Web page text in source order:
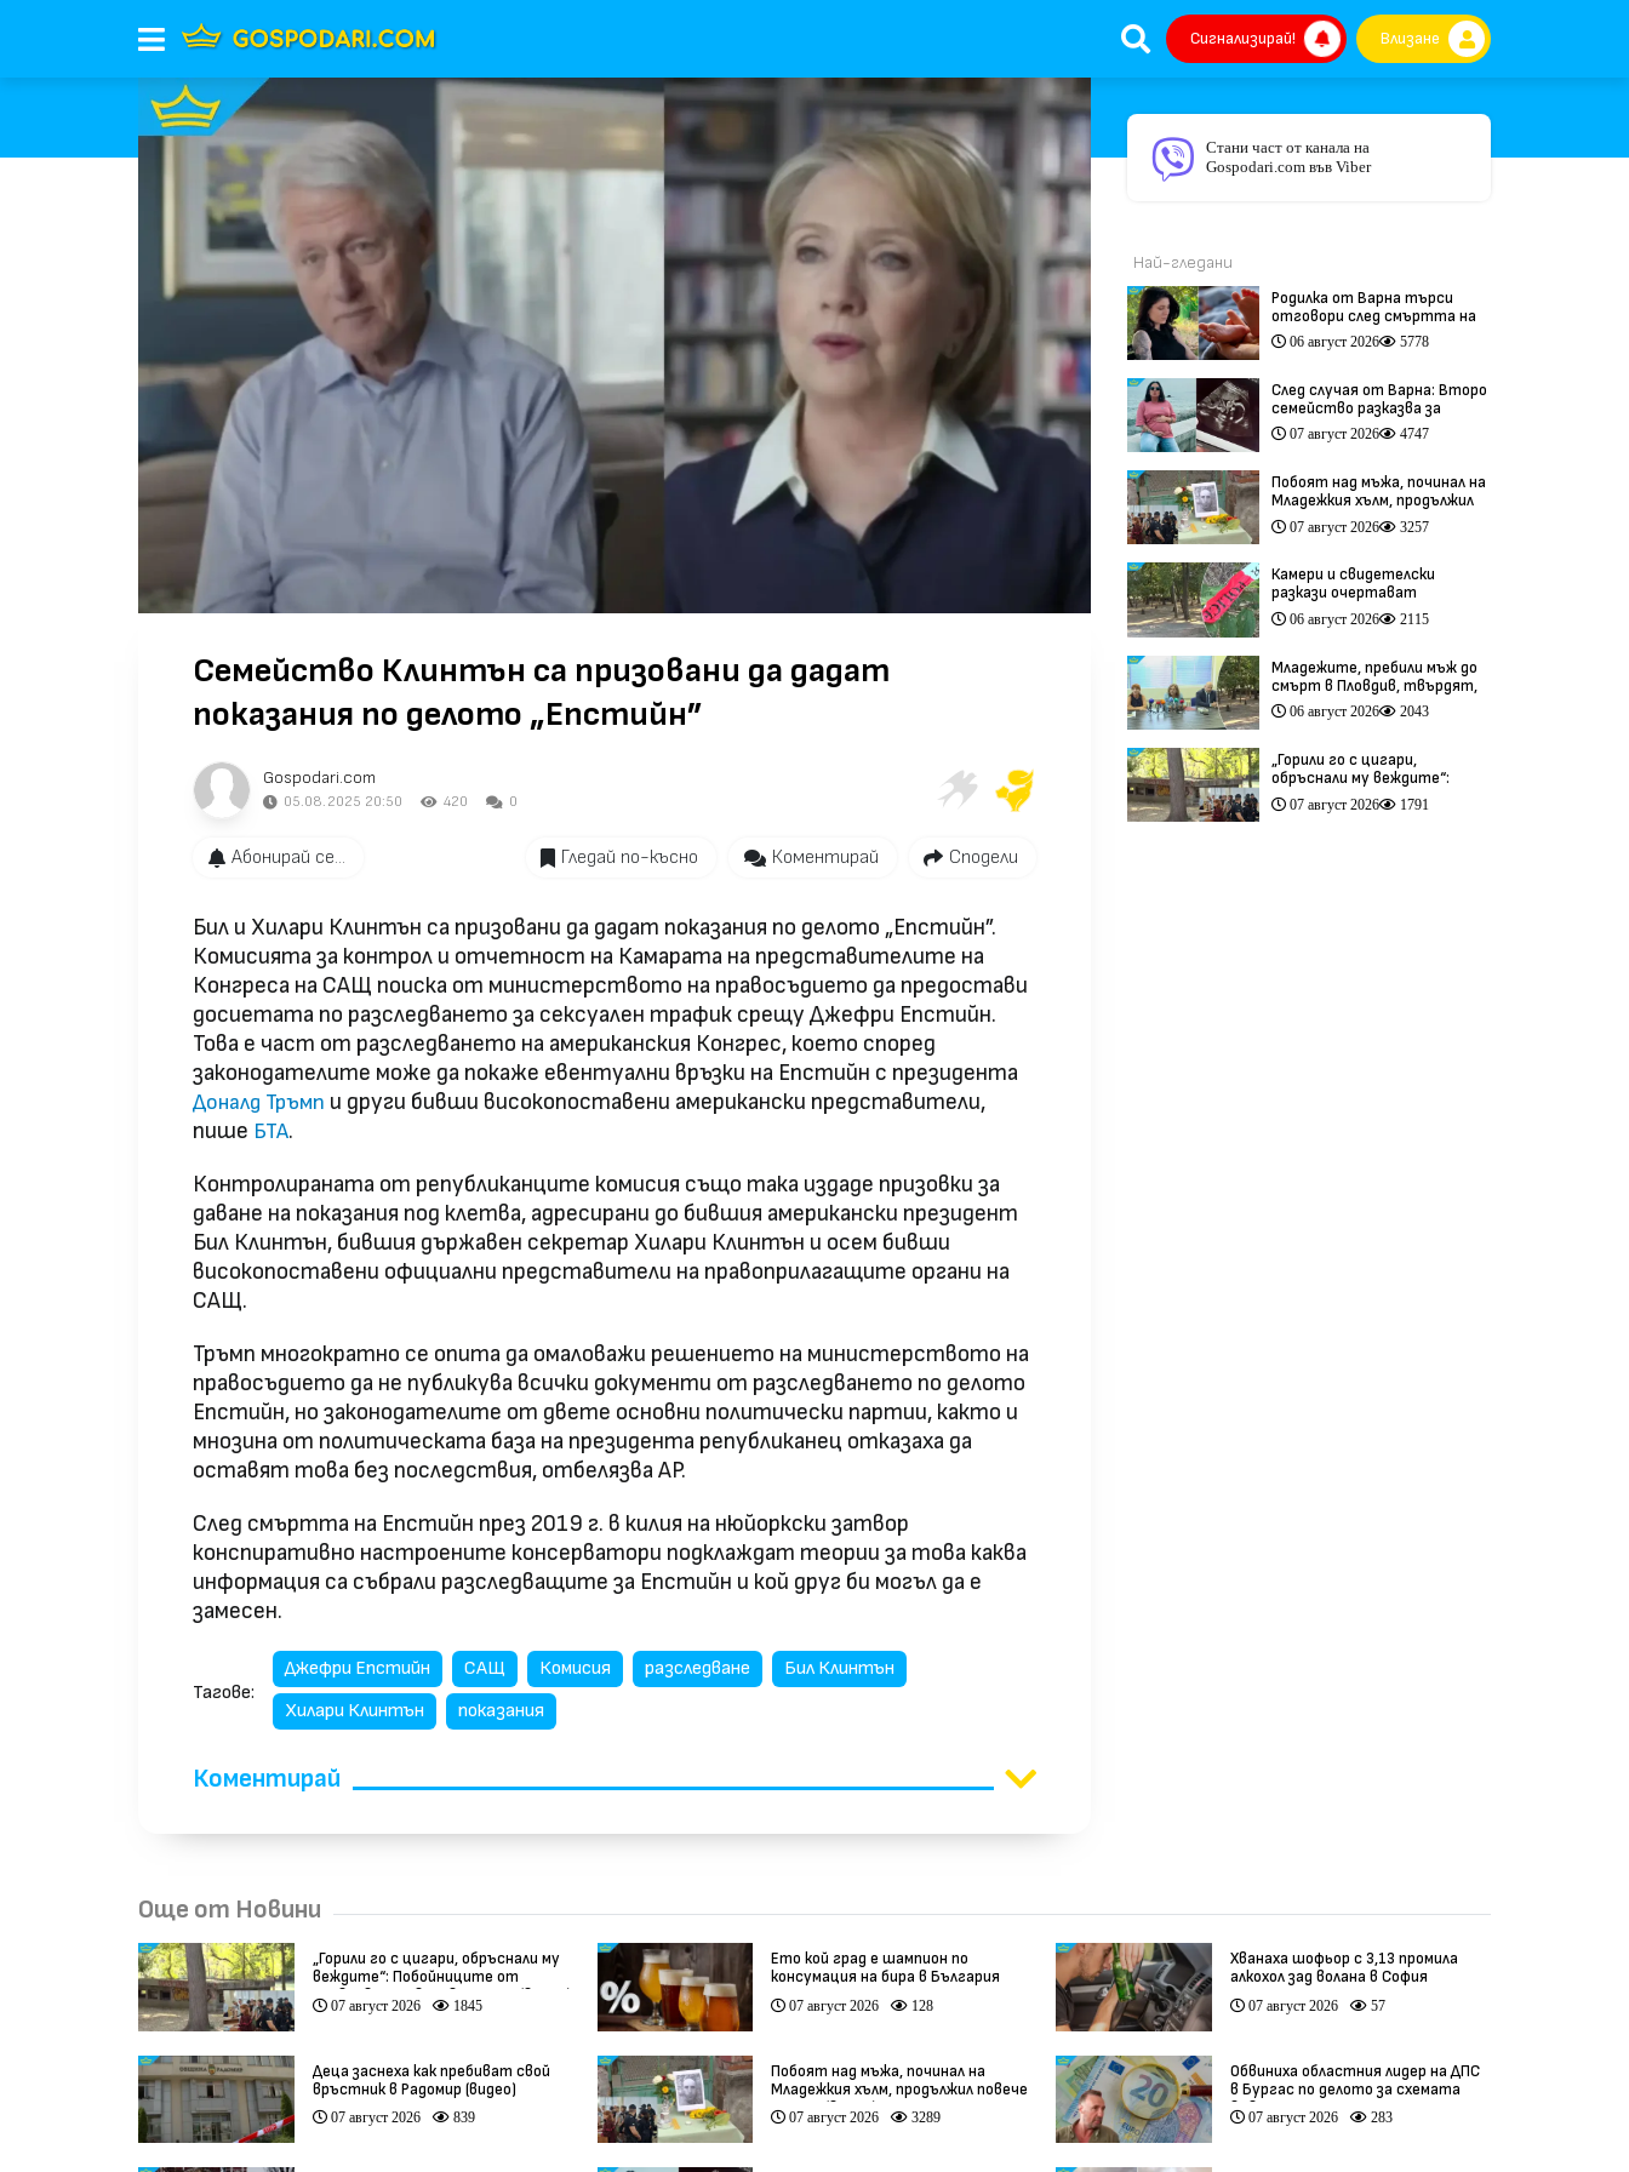
Сигнализирай! Влизане
Семейство Клинтън са призовани да дадат
показания по делото „Епстийн”
Gospodari.com
05.08.2025 20:50 420 0
Абонирай се... Гледай по-късно Коментирай Сподели
Бил и Хилари Клинтън са призовани да дадат показания по делото „Епстийн”.
Комисията за контрол и отчетност на Камарата на представителите на
Конгреса на САЩ поиска от министерството на правосъдието да предостави
досиетата по разследването за сексуален трафик срещу Джефри Епстийн.
Това е част от разследването на американския Конгрес, което според
законодателите може да покаже евентуални връзки на Епстийн с президента
Доналд Тръмп и други бивши високопоставени американски представители,
пише БТА.
Контролираната от републиканците комисия също така издаде призовки за
даване на показания под клетва, адресирани до бившия американски президент
Бил Клинтън, бившия държавен секретар Хилари Клинтън и осем бивши
високопоставени официални представители на правоприлагащите органи на
САЩ.
Тръмп многократно се опита да омаловажи решението на министерството на
правосъдието да не публикува всички документи от разследването по делото
Епстийн, но законодателите от двете основни политически партии, както и
мнозина от политическата база на президента републиканец отказаха да
оставят това без последствия, отбелязва AP.
След смъртта на Епстийн през 2019 г. в килия на нюйоркски затвор
конспиративно настроените консерватори подклаждат теории за това каква
информация са събрали разследващите за Епстийн и кой друг би могъл да е
замесен.
Тагове:
Джефри Епстийн САЩ Комисия разследване
Бил Клинтън
Хилари Клинтън
показания
Коментирай
Стани част от канала на
Gospodari.com във Viber
Най-гледани
Родилка от Варна търси
отговори след смъртта на
бебето ѝ дни преди секцио
(видео)
06 август 2026 5778
След случая от Варна: Второ
семейство разказва за
трагедия след бременност
при същия лекар (видео)
07 август 2026 4747
Побоят над мъжа, починал на
Младежкия хълм, продължил
повече от час (видео)
07 август 2026 3257
Камери и свидетелски
разкази очертават
хронологията на фаталния
побой край Младежкия хълм
06 август 2026 2115
Младежите, пребили мъж до
смърт в Пловдив, твърдят,
че са „ловци на педофили”
(видео)
06 август 2026 2043
„Горили го с цигари,
обръснали му веждите“:
Побойниците от Пловдив
остават в ареста (видео)
07 август 2026 1791
Още от Новини
„Горили го с цигари, обръснали му
веждите“: Побойниците от
Пловдив остават в ареста (видео)
07 август 2026 1845
Ето кой град е шампион по
консумация на бира в България
07 август 2026 128
Хванаха шофьор с 3,13 промила
алкохол зад волана в София
07 август 2026 57
Деца заснеха как пребиват свой
връстник в Радомир (видео)
07 август 2026 839
Побоят над мъжа, починал на
Младежкия хълм, продължил повече
от час (видео)
07 август 2026 3289
Обвиниха областния лидер на ДПС
в Бургас по делото за схемата
във ВиК
07 август 2026 283